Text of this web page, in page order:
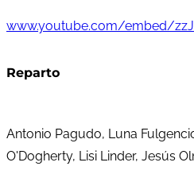
www.youtube.com/embed/
Reparto
Antonio Pagudo, Luna
O'Dogherty, Lisi Linder, Jesús